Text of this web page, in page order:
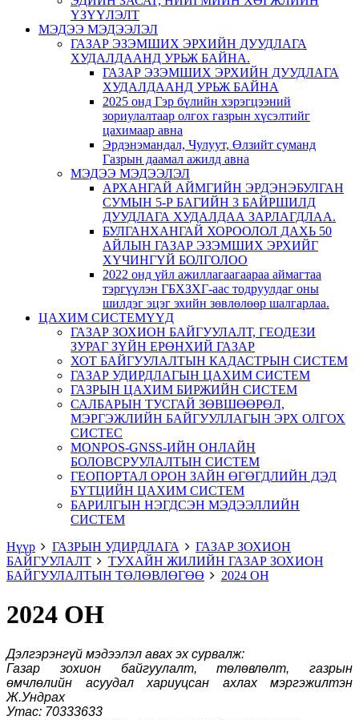
ҮЗҮҮЛЭЛТ
МЭДЭЭ МЭДЭЭЛЭЛ
ГАЗАР ЭЗЭМШИХ ЭРХИЙН ДУУДЛАГА
ХУДАЛДААНД УРЬЖ БАЙНА.
ГАЗАР ЭЗЭМШИХ ЭРХИЙН ДУУДЛАГА
ХУДАЛДААНД УРЬЖ БАЙНА
2025 онд Гэр бүлийн хэрэгцээний
зориулалтаар олгох газрын хүсэлтийг
цахимаар авна
Эрдэнэмандал, Чулуут, Өлзийт суманд
Газрын даамал ажилд авна
МЭДЭЭ МЭДЭЭЛЭЛ
АРХАНГАЙ АЙМГИЙН ЭРДЭНЭБУЛГАН
СУМЫН 5-Р БАГИЙН 3 БАЙРШИЛД
ДУУДЛАГА ХУДАЛДАА ЗАРЛАГДЛАА.
БУЛГАНХАНГАЙ ХОРООЛОЛ ДАХЬ 50
АЙЛЫН ГАЗАР ЭЗЭМШИХ ЭРХИЙГ
ХҮЧИНГҮЙ БОЛГОЛОО
2022 онд үйл ажиллагаагаараа аймагтаа
тэргүүлэн ГБХЗХГ-аас тодруулдаг оны
шилдэг эцэг эхийн зөвлөлөөр шалгарлаа.
ЦАХИМ СИСТЕМҮҮД
ГАЗАР ЗОХИОН БАЙГУУЛАЛТ, ГЕОДЕЗИ
ЗУРАГ ЗҮЙН ЕРӨНХИЙ ГАЗАР
ХОТ БАЙГУУЛАЛТЫН КАДАСТРЫН СИСТЕМ
ГАЗАР УДИРДЛАГЫН ЦАХИМ СИСТЕМ
ГАЗРЫН ЦАХИМ БИРЖИЙН СИСТЕМ
САЛБАРЫН ТУСГАЙ ЗӨВШӨӨРӨЛ,
МЭРГЭЖЛИЙН БАЙГУУЛЛАГЫН ЭРХ ОЛГОХ
СИСТЕС
MONPOS-GNSS-ИЙН ОНЛАЙН
БОЛОВСРУУЛАЛТЫН СИСТЕМ
ГЕОПОРТАЛ ОРОН ЗАЙН ӨГӨГДЛИЙН ДЭД
БҮТЦИЙН ЦАХИМ СИСТЕМ
БАРИЛГЫН НЭГДСЭН МЭДЭЭЛЛИЙН
СИСТЕМ
Нүүр
ГАЗРЫН УДИРДЛАГА
ГАЗАР ЗОХИОН
БАЙГУУЛАЛТ
ТУХАЙН ЖИЛИЙН ГАЗАР ЗОХИОН
БАЙГУУЛАЛТЫН ТӨЛӨВЛӨГӨӨ
2024 ОН
2024 ОН
Дэлгэрэнгүй мэдээлэл авах эх сурвалж:
Газар зохион байгуулалт, төлөвлөлт, газрын
өмчлөлийн асуудал хариуцсан ахлах мэргэжилтэн
Ж.Ундрах
Утас: 70333633